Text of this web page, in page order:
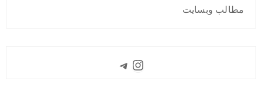
مطالب وبسایت
Instagram
Telegram